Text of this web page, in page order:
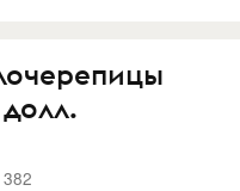
382